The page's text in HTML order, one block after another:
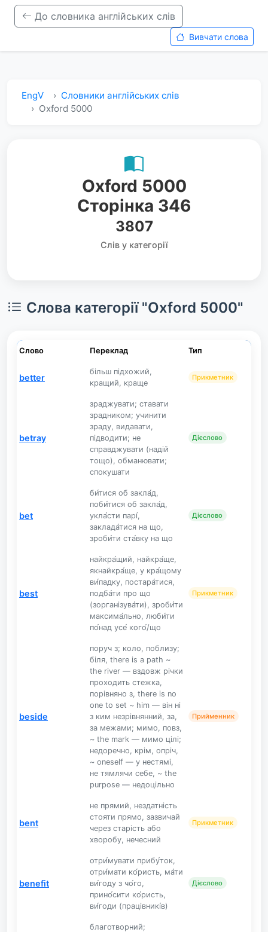
До словника англійських слів
Вивчати слова
EngV
Словники англійських слів
Oxford 5000
Oxford 5000
Сторінка 346
3807
Слів у категорії
Слова категорії "Oxford 5000"
Слово Переклад Тип
better
більш підхожий,
кращий, краще
Прикметник
betray
зраджувати; ставати
зрадником; учинити
зраду, видавати,
підводити; не
справджувати (надій
тощо), обманювати;
спокушати
Дієслово
bet
би́тися об закла́д,
поби́тися об закла́д,
укла́сти парі́,
заклада́тися на що,
зроби́ти ста́вку на що
Дієслово
best
найкра́щий, найкра́ще,
якнайкра́ще, у кра́щому
ви́падку, постара́тися,
подба́ти про що
(зорганізува́ти), зроби́ти
максима́льно, люби́ти
по́над усе́ кого́/що
Прикметник
beside
поруч з; коло, поблизу;
біля, there is a path ~
the river — вздовж річки
проходить стежка,
порівняно з, there is no
one to set ~ him — він ні
з ким незрівнянний, за,
за межами; мимо, повз,
~ the mark — мимо цілі;
недоречно, крім, опріч,
~ oneself — у нестямі,
не тямлячи себе, ~ the
purpose — недоцільно
Прийменник
bent
не прямий, нездатність
стояти прямо, зазвичай
через старість або
хворобу, нечесний
Прикметник
benefit
отри́мувати прибу́ток,
отри́мати ко́ристь, ма́ти
ви́году з чо́го,
прино́сити ко́ристь,
ви́годи (працівникі́в)
Дієслово
благотворний;